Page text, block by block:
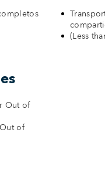
(Less
Out of
of